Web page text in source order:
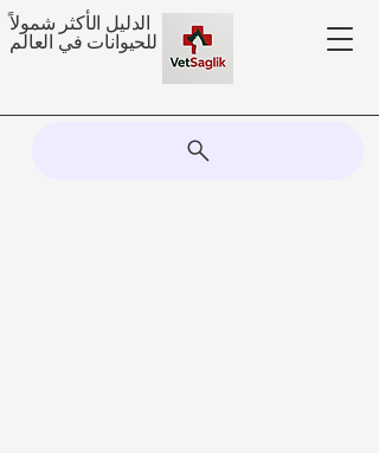
الدليل الأكثر شمولاً
للحيوانات في العالم